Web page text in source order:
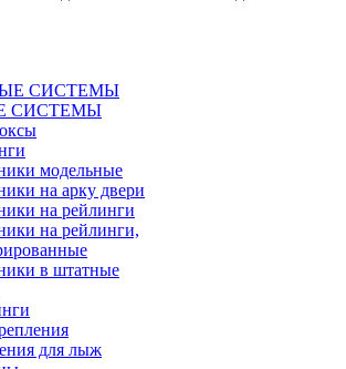
СИСТЕМЫ
модельные
на арку двери
на рейлинги
на рейлинги,
в штатные
для лыж